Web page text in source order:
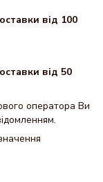
від 100
від 50
оператора Ви